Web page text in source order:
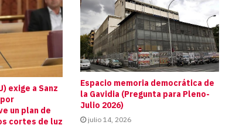
exige a Sanz
un plan de
cortes de luz
Espacio memoria democrática de
la Gavidia (Pregunta para Pleno-
Julio 2026)
julio 14, 2026